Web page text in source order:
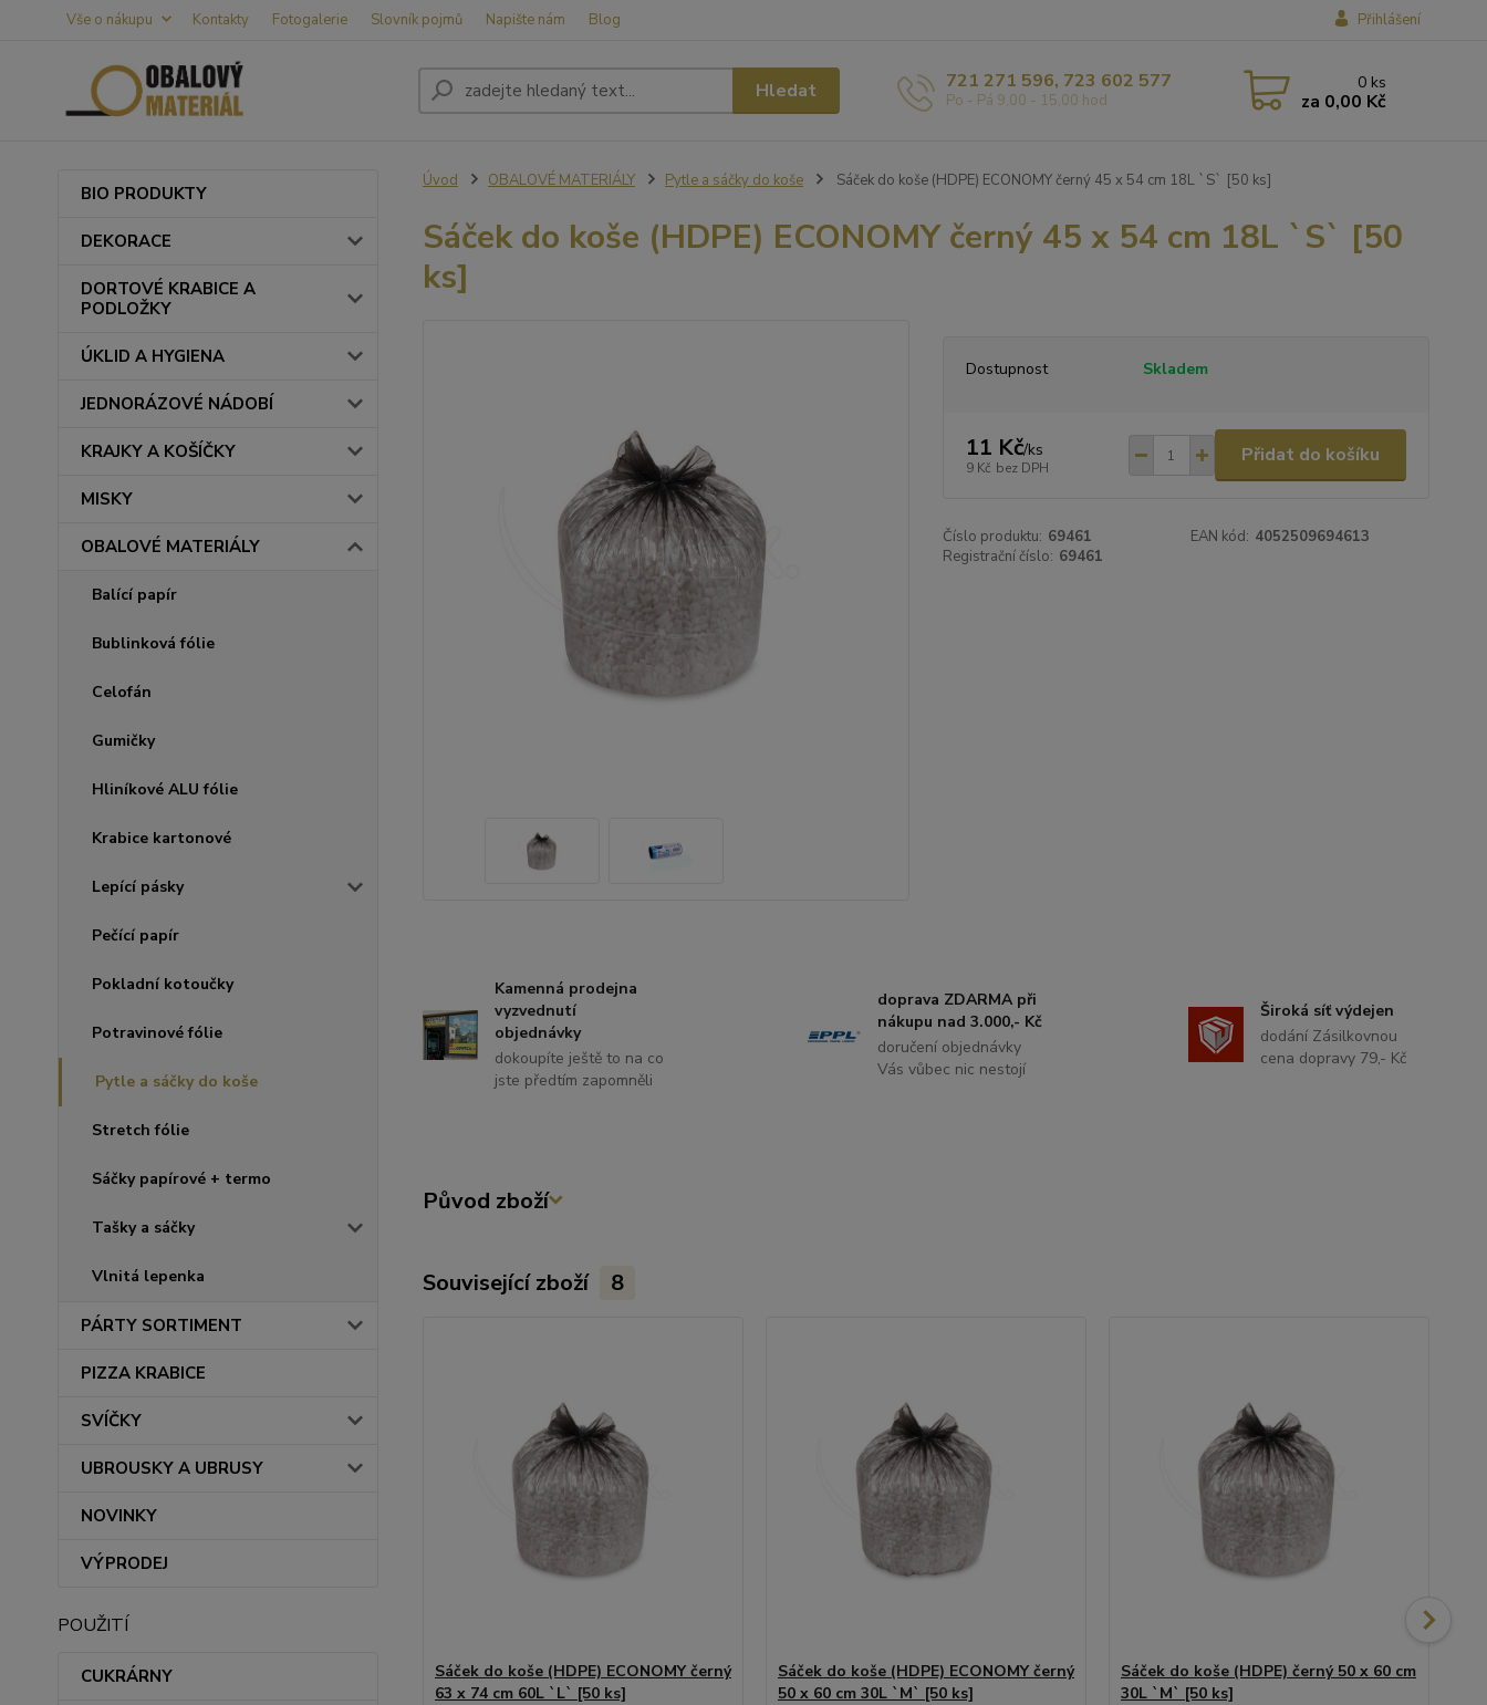
Vše o nákupu Kontakty Fotogalerie Slovník pojmů Napište nám Blog Přihlášení
Hledat 721 271 596, 723 602 577
Po - Pá 9,00 - 15,00 hod
0 ks
za 0,00 Kč
BIO PRODUKTY
DEKORACE
DORTOVÉ KRABICE A
PODLOŽKY
ÚKLID A HYGIENA
JEDNORÁZOVÉ NÁDOBÍ
KRAJKY A KOŠÍČKY
MISKY
OBALOVÉ MATERIÁLY
Balící papír
Bublinková fólie
Celofán
Gumičky
Hliníkové ALU fólie
Krabice kartonové
Lepící pásky
Pečící papír
Pokladní kotoučky
Potravinové fólie
Pytle a sáčky do koše
Stretch fólie
Sáčky papírové + termo
Tašky a sáčky
Vlnitá lepenka
PÁRTY SORTIMENT
PIZZA KRABICE
SVÍČKY
UBROUSKY A UBRUSY
NOVINKY
VÝPRODEJ
POUŽITÍ
CUKRÁRNY
Úvod OBALOVÉ MATERIÁLY Pytle a sáčky do koše Sáček do koše (HDPE) ECONOMY černý 45 x 54 cm 18L `S` [50 ks]
Sáček do koše (HDPE) ECONOMY černý 45 x 54 cm 18L `S` [50
ks]
Dostupnost Skladem
11 Kč/ks
9 Kč bez DPH
Přidat do košíku
Číslo produktu: 69461 EAN kód: 4052509694613
Registrační číslo: 69461
Kamenná prodejna
vyzvednutí
objednávky
dokoupíte ještě to na co
jste předtím zapomněli
doprava ZDARMA při
nákupu nad 3.000,- Kč
doručení objednávky
Vás vůbec nic nestojí
Široká síť výdejen
dodání Zásilkovnou
cena dopravy 79,- Kč
Původ zboží
Související zboží 8
Sáček do koše (HDPE) ECONOMY černý
63 x 74 cm 60L `L` [50 ks]
Sáček do koše (HDPE) ECONOMY černý
50 x 60 cm 30L `M` [50 ks]
Sáček do koše (HDPE) černý 50 x 60 cm
30L `M` [50 ks]